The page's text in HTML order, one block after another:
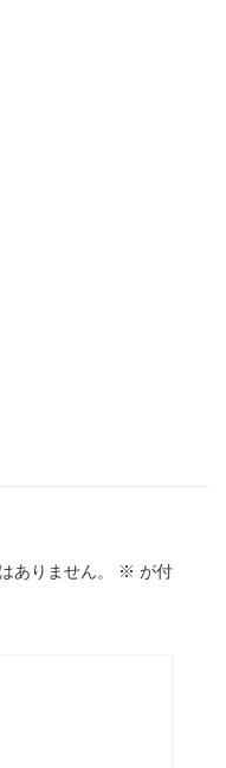
ありません。 ※ が付